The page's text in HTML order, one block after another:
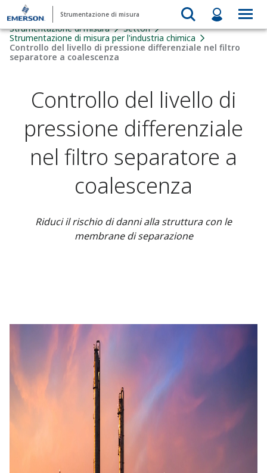
Strumentazione di misura
Strumentazione di misura
Settori
Strumentazione di misura per l'industria chimica
Controllo del livello di pressione differenziale nel filtro
separatore a coalescenza
Controllo del livello di
pressione differenziale
nel filtro separatore a
coalescenza
Riduci il rischio di danni alla struttura con le
membrane di separazione